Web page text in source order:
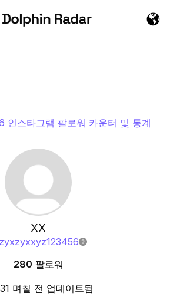
인스타그램 팔로워 카운터 및 통계
XX
zyxzyxxyz123456
280 팔로워
며칠 전 업데이트됨